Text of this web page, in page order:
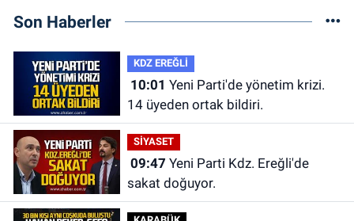
Son Haberler
KDZ EREĞLİ
10:01
14 üyeden ortak bildiri.
SİYASET
09:47
sakat doğuyor.